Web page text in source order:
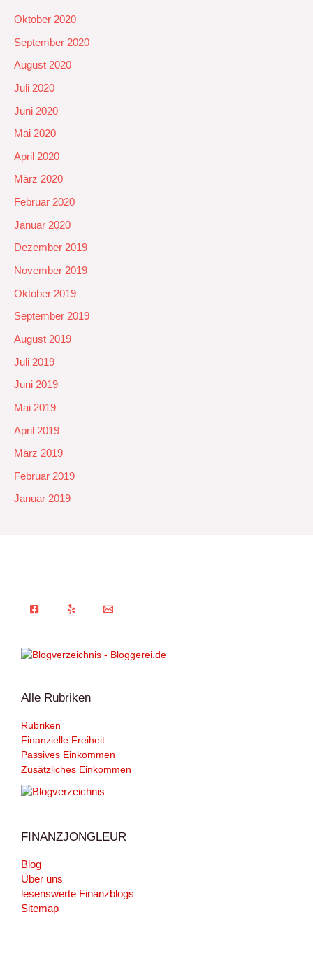
Oktober 2020
September 2020
August 2020
Juli 2020
Juni 2020
Mai 2020
April 2020
März 2020
Februar 2020
Januar 2020
Dezember 2019
November 2019
Oktober 2019
September 2019
August 2019
Juli 2019
Juni 2019
Mai 2019
April 2019
März 2019
Februar 2019
Januar 2019
Alle Rubriken
Rubriken
Finanzielle Freiheit
Passives Einkommen
Zusätzliches Einkommen
FINANZJONGLEUR
Blog
Über uns
lesenswerte Finanzblogs
Sitemap